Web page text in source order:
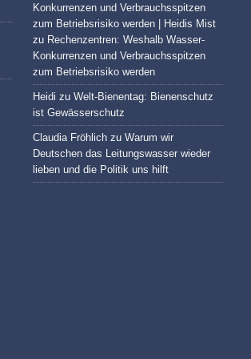
Konkurrenzen und Verbrauchsspitzen
zum Betriebsrisiko werden | Heidis Mist
zu Rechenzentren: Weshalb Wasser-
Konkurrenzen und Verbrauchsspitzen
zum Betriebsrisiko werden
Heidi zu Welt-Bienentag: Bienenschutz
ist Gewässerschutz
Claudia Fröhlichzu Warum wir
Deutschen das Leitungswasser wieder
lieben und die Politik uns hilft